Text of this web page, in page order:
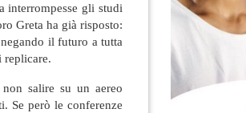
interrompesse gli studi
Greta ha già risposto:
il futuro a tutta
replicare.
salire su un aereo
Se però le conferenze